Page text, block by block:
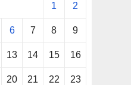
1 2
6 7 8 9
13 14 15 16
20 21 22 23